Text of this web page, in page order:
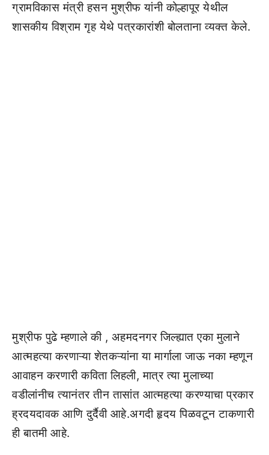
ग्रामविकास मंत्री हसन मुश्रीफ यांनी कोल्हापूर येथील
शासकीय विश्राम गृह येथे पत्रकारांशी बोलताना व्यक्त केले.
मुश्रीफ पुढे म्हणाले की , अहमदनगर जिल्ह्यात एका मुलाने
आत्महत्या करणाऱ्या शेतकऱ्यांना या मार्गाला जाऊ नका म्हणून
आवाहन करणारी कविता लिहली, मात्र त्या मुलाच्या
वडीलांनीच त्यानंतर तीन तासांत आत्महत्या करण्याचा प्रकार
ह्रदयदावक आणि दुर्दैवी आहे.अगदी हृदय पिळवटून टाकणारी
ही बातमी आहे.